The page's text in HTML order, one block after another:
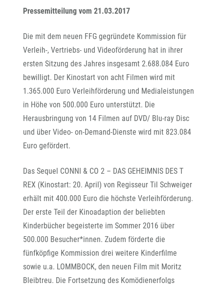
Pressemitteilung vom 21.03.2017
Die mit dem neuen FFG gegründete Kommission für
Verleih-, Vertriebs- und Videoförderung hat in ihrer
ersten Sitzung des Jahres insgesamt 2.688.084 Euro
bewilligt. Der Kinostart von acht Filmen wird mit
1.365.000 Euro Verleihförderung und Medialeistungen
in Höhe von 500.000 Euro unterstützt. Die
Herausbringung von 14 Filmen auf DVD/ Blu-ray Disc
und über Video- on-Demand-Dienste wird mit 823.084
Euro gefördert.
Das Sequel CONNI & CO 2 – DAS GEHEIMNIS DES T
REX (Kinostart: 20. April) von Regisseur Til Schweiger
erhält mit 400.000 Euro die höchste Verleihförderung.
Der erste Teil der Kinoadaption der beliebten
Kinderbücher begeisterte im Sommer 2016 über
500.000 Besucher*innen. Zudem förderte die
fünfköpfige Kommission drei weitere Kinderfilme
sowie u.a. LOMMBOCK, den neuen Film mit Moritz
Bleibtreu. Die Fortsetzung des Komödienerfolgs